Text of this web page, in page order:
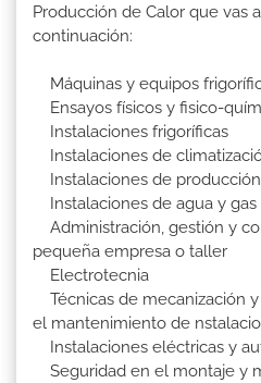
Producción de Calor que vas
continuación:
Máquinas y equipos
Ensayos físicos y fisico-
Instalaciones frigoríficas
Instalaciones de
Instalaciones de
Instalaciones de agua y gas
Administración, gestión y
pequeña empresa o taller
Electrotecnia
Técnicas de mecanización
el mantenimiento de
Instalaciones eléctricas y
Seguridad en el montaje y